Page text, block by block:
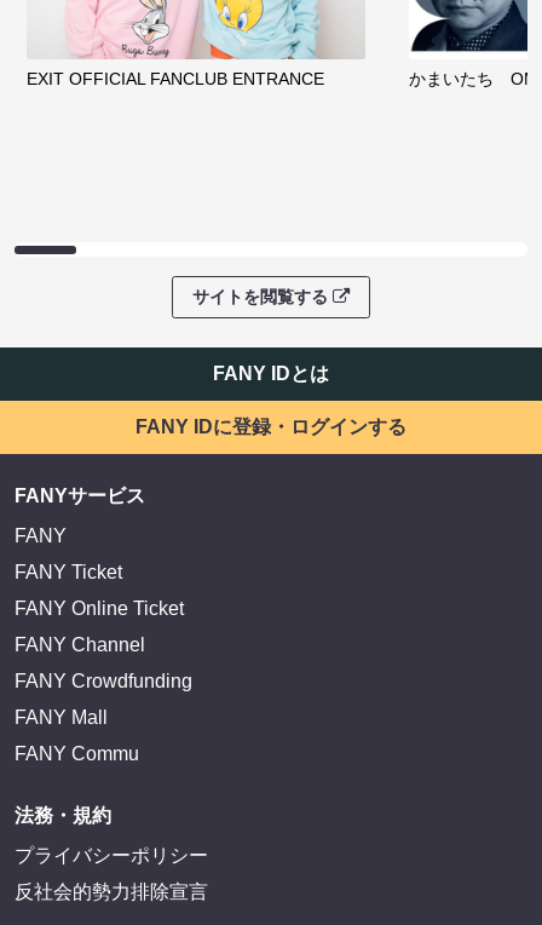
EXIT OFFICIAL FANCLUB ENTRANCE かまいたち
サイトを閲覧する
FANY IDとは
FANY IDに登録・ログインする
FANYサービス
FANY
FANY Ticket
FANY Online Ticket
FANY Channel
FANY Crowdfunding
FANY Mall
FANY Commu
法務・規約
プライバシーポリシー
反社会的勢力排除宣言